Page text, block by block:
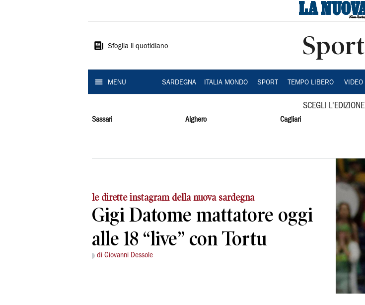
Sardegna
Sfoglia il quotidiano Sport
MENU SARDEGNA ITALIA MONDO SPORT TEMPO LIBERO VIDEO
SCEGLI L'EDIZIONE
Sassari Alghero Cagliari
le dirette instagram della nuova sardegna
Gigi Datome mattatore oggi
alle 18 “live” con Tortu
di Giovanni Dessole